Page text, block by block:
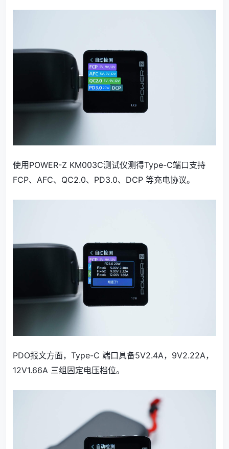
使用POWER-Z KM003C测试仪测得Type-C端口支持
FCP、AFC、QC2.0、PD3.0、DCP 等充电协议。
PDO报文方面，Type-C 端口具备5V2.4A，9V2.22A，
12V1.66A 三组固定电压档位。